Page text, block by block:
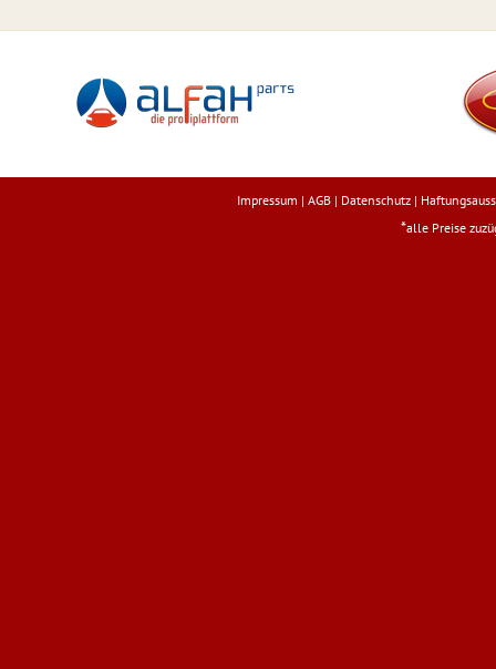
Impressum | AGB | Datenschutz |
*alle Preise